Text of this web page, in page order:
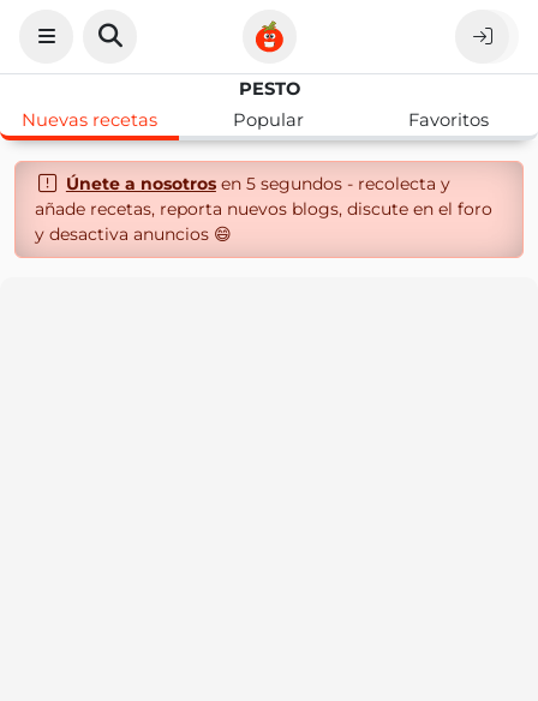
PESTO
Nuevas recetas
Popular Favoritos
Únete a nosotrosen 5 segundos - recolecta y
añade recetas, reporta nuevos blogs, discute en el foro
y desactiva anuncios 😄